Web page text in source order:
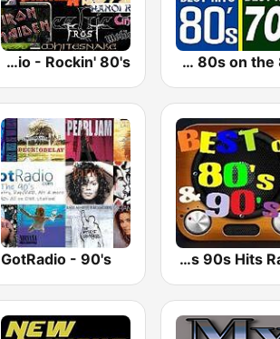
The 80s on the 80s
GotRadio - Rockin' 80's
80s 90s Hits Radio
GotRadio - 90's